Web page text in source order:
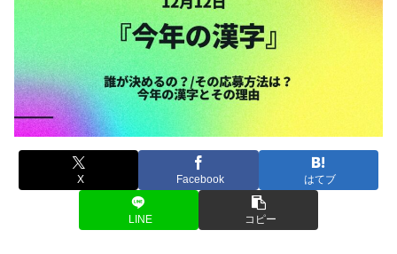
X Facebook はてブ
LINE コピー